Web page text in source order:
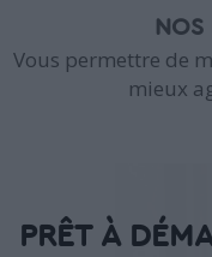
NOS
Vous permettre de
mieux
PRÊT À